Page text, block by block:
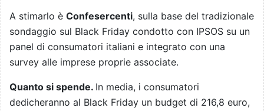
A stimarlo è Confesercenti, sulla base del tradizionale
sondaggio sul Black Friday condotto con IPSOS su un
panel di consumatori italiani e integrato con una
survey alle imprese proprie associate.
Quanto si spende. In media, i consumatori
dedicheranno al Black Friday un budget di 216,8 euro,